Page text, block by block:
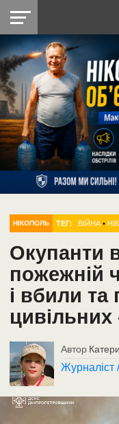
НІКОПОЛЬ
РАЙОН
СІЧЕСЛАВСЬКА
УКРАЇНА
РЕТРО
НІКОПОЛЬ
ЛАЙТ
УКРАЇНА
ДОПОМОГА
РАДІО
НІКОПОЛЬ ТЕГ: ВІЙНА •
Окупанти
пожежній
і вбили
Автор
Журналіст